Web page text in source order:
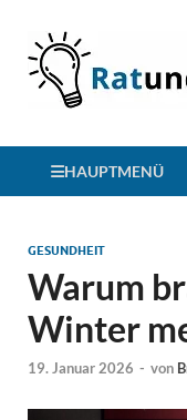
HAUPTMENÜ
GESUNDHEIT
Warum
Winter
19. Januar 2026 - von